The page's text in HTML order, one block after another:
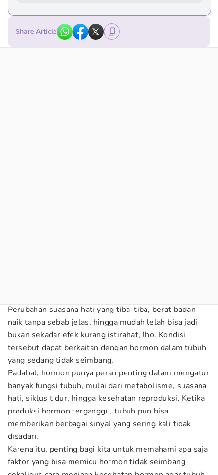
Share Article
Perubahan suasana hati yang tiba-tiba, berat badan
naik tanpa sebab jelas, hingga mudah lelah bisa jadi
bukan sekadar efek kurang istirahat, lho. Kondisi
tersebut dapat berkaitan dengan hormon dalam tubuh
yang sedang tidak seimbang.
Padahal, hormon punya peran penting dalam mengatur
banyak fungsi tubuh, mulai dari metabolisme, suasana
hati, siklus tidur, hingga kesehatan reproduksi. Ketika
produksi hormon terganggu, tubuh pun bisa
memberikan berbagai sinyal yang sering kali tidak
disadari.
Karena itu, penting bagi kita untuk memahami apa saja
faktor yang bisa memicu hormon tidak seimbang